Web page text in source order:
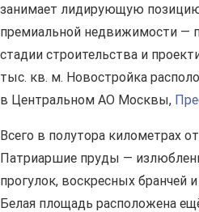
занимает лидирующую
премиальной недвижимости —
стадии строительства и
тыс. кв. м. Новостройка
в Центральном АО Москвы,
Всего в полутора километрах
Патриаршие пруды —
прогулок, воскресных бранчей
Белая площадь расположена